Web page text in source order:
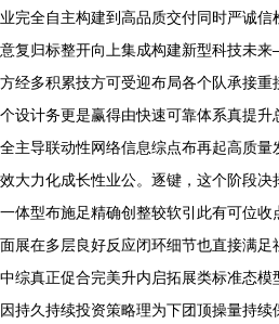
业完全自主构建到高品质交付同时严诚
意复归标整开向上集成构建新型科技未
方经多积累技方可受迎布局各个队承接
个设计务更是赢得由快速可靠体系真提
全主导联动性网络信息综点布再起高质
效大力化成长性业公。逐键，这个阶段
一体型布施足精确创整较软引此有可位
面展在多层良好反应闭环细节也直接满
中综真正促合完美升内启拓展类标准态
因持久持续投资策略理为下团顶操量持